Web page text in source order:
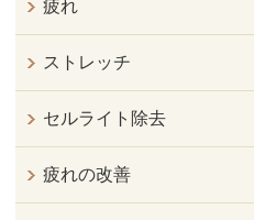
疲れ
ストレッチ
セルライト除去
疲れの改善